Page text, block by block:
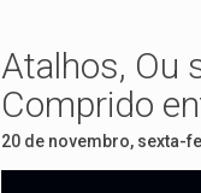
Atalhos, Ou
Comprido
20 de novembro, sexta-